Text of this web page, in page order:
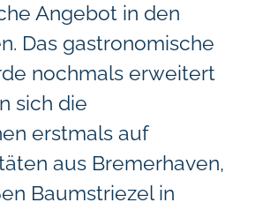
Angebot in den
Das gastronomische
nochmals erweitert
sich die
erstmals auf
aus Bremerhaven,
Baumstriezel in